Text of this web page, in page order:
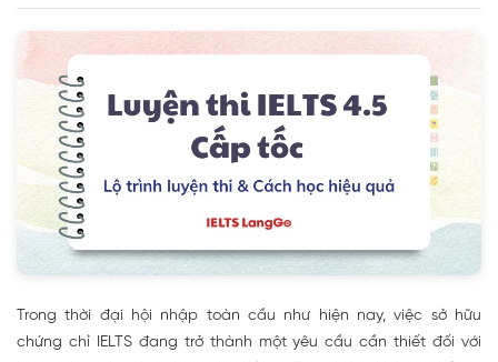
Trong thời đại hội nhập toàn cầu như hiện nay, việc sở hữu
chứng chỉ IELTS đang trở thành một yêu cầu cần thiết đối với